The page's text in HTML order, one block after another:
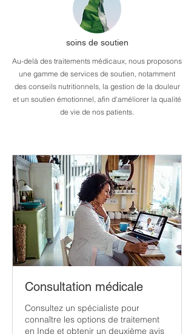
soins de soutien
Au-delà des traitements médicaux, nous proposons
une gamme de services de soutien, notamment
des conseils nutritionnels, la gestion de la douleur
et un soutien émotionnel, afin d'améliorer la qualité
de vie de nos patients.
Consultation médicale
Consultez un spécialiste pour
connaître les options de traitement
en Inde et obtenir un deuxième avis